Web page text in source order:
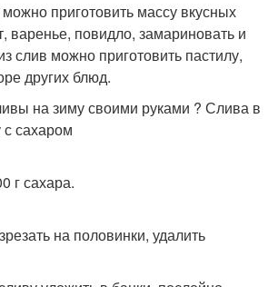
приготовить массу вкусных
варенье, повидло, замариновать и
слив можно приготовить пастилу,
других блюд.
на зиму своими руками ? Слива в
с сахаром
г сахара.
на половинки, удалить